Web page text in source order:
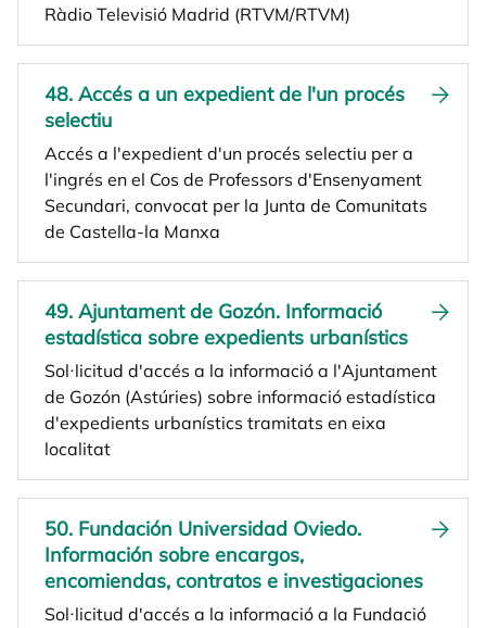
Ràdio Televisió Madrid (RTVM/RTVM)
48. Accés a un expedient de l'un procés
selectiu
Accés a l'expedient d'un procés selectiu per a
l'ingrés en el Cos de Professors d'Ensenyament
Secundari, convocat per la Junta de Comunitats
de Castella-la Manxa
49. Ajuntament de Gozón. Informació
estadística sobre expedients urbanístics
Sol·licitud d'accés a la informació a l'Ajuntament
de Gozón (Astúries) sobre informació estadística
d'expedients urbanístics tramitats en eixa
localitat
50. Fundación Universidad Oviedo.
Información sobre encargos,
encomiendas, contratos e investigaciones
Sol·licitud d'accés a la informació a la Fundació